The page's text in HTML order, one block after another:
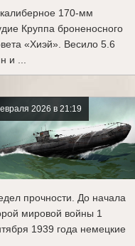
170-мм
Круппа броненосного
«Хиэй». Весило 5.6
и ...
2026 в 21:19
прочности. До начала
мировой войны 1
1939 года немецкие